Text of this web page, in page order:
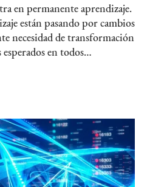
en permanente aprendizaje.
están pasando por cambios
necesidad de transformación
en todos…